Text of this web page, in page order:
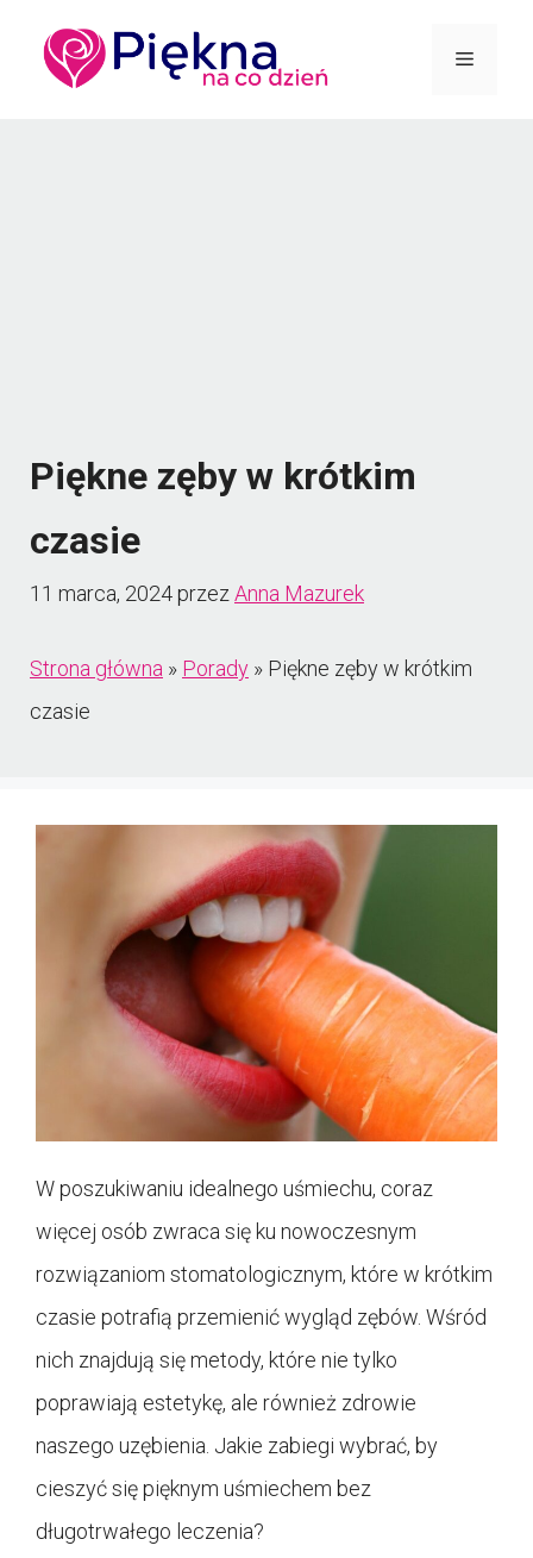
Menu
Piękne zęby w krótkim
czasie
11 marca, 2024przez Anna Mazurek
Strona główna » Porady » Piękne zęby w krótkim
czasie
W poszukiwaniu idealnego uśmiechu, coraz
więcej osób zwraca się ku nowoczesnym
rozwiązaniom stomatologicznym, które w krótkim
czasie potrafią przemienić wygląd zębów. Wśród
nich znajdują się metody, które nie tylko
poprawiają estetykę, ale również zdrowie
naszego uzębienia. Jakie zabiegi wybrać, by
cieszyć się pięknym uśmiechem bez
długotrwałego leczenia?